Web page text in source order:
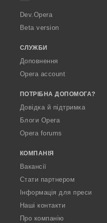
a
Dev.Opera
Beta version
СЛУЖБИ
Доповнення
Opera account
ПОТРІБНА ДОПОМОГА?
Довідка й підтримка
Блоги Opera
Opera forums
КОМПАНІЯ
Вакансії
Стати партнером
Інформація для преси
Наші контакти
Про компанію